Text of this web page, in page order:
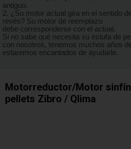
antiguo.
2. ¿Su motor actual gira en el sentido
revés? Su motor de reemplazo
debe corresponderse con el actual.
Si no sabe qué necesita su estufa de
con nosotros, tenemos muchos años
estaremos encantados de ayudarle.
Motorreductor/Motor
pellets Zibro / Qlima